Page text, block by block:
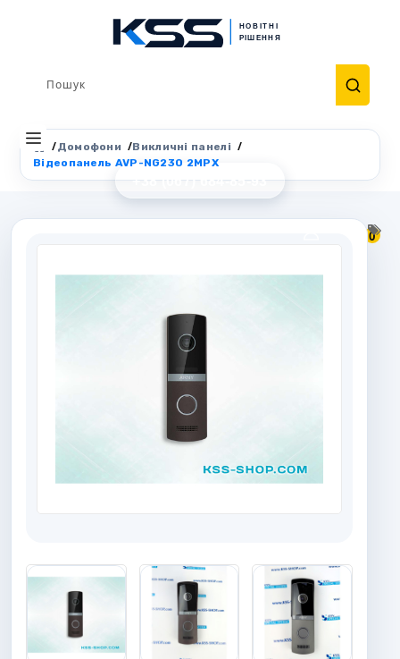
+38 (067) 684-85-93
0
Домофони
Викличні панелі
Відеопанель AVP-NG230 2MPX